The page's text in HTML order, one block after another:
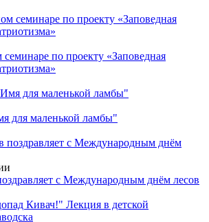
по проекту «Заповедная
для маленькой ламбы"
с Международным днём лесов